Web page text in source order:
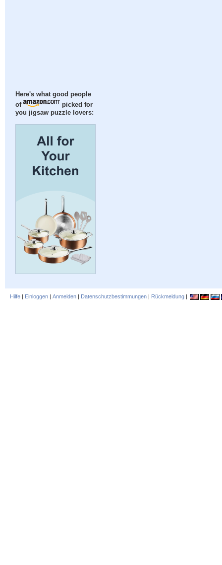
Here's what good people
of
picked for
you jigsaw puzzle lovers:
Hilfe | Einloggen | Anmelden | Datenschutzbestimmungen | Rückmeldung |